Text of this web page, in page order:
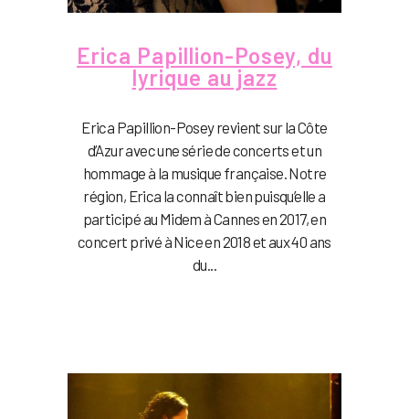
Erica Papillion-Posey, du
lyrique au jazz
Erica Papillion-Posey revient sur la Côte
d’Azur avec une série de concerts et un
hommage à la musique française. Notre
région, Erica la connaît bien puisqu’elle a
participé au Midem à Cannes en 2017, en
concert privé à Nice en 2018 et aux 40 ans
du...